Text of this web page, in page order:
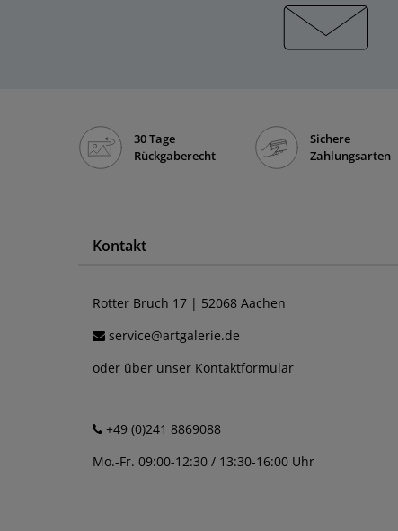
30 Tage
Rückgaberecht
Sichere
Zahlungsarten
Kontakt
Rotter Bruch 17 | 52068 Aachen
service@artgalerie.de
oder über unser Kontaktformular
+49 (0)241 8869088
Mo.-Fr. 09:00-12:30 / 13:30-16:00 Uhr